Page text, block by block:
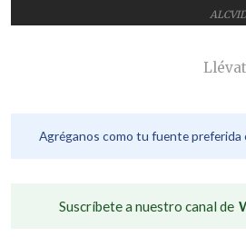
Agréganos como tu fuente preferida
Suscríbete a nuestro canal de